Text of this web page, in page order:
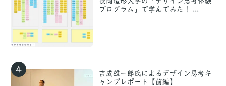
プログラム」で学んでみた！ ...
4
吉成雄一郎氏によるデザイン思考キ
ャンプレポート【前編】